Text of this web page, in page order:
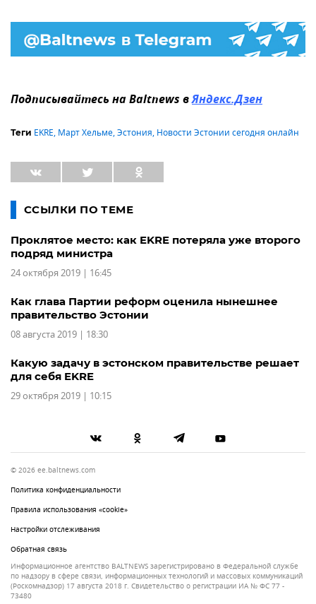
Подписывайтесь на Baltnews вЯндекс.Дзен
Теги EKRE, Март Хельме,Эстония, Новости Эстонии сегодня онлайн
ССЫЛКИ ПО ТЕМЕ
Проклятое место: как EKRE потеряла уже второго
подряд министра
24 октября 2019 | 16:45
Как глава Партии реформ оценила нынешнее
правительство Эстонии
08 августа 2019 | 18:30
Какую задачу в эстонском правительстве решает
для себя EKRE
29 октября 2019 | 10:15
© 2026 ee.baltnews.com
Политика конфиденциальности
Правила использования «cookie»
Настройки отслеживания
Обратная связь
Информационное агентство BALTNEWS зарегистрировано в Федеральной службе
по надзору в сфере связи, информационных технологий и массовых коммуникаций
(Роскомнадзор) 17 августа 2018 г. Свидетельство о регистрации ИА № ФС 77 -
73480